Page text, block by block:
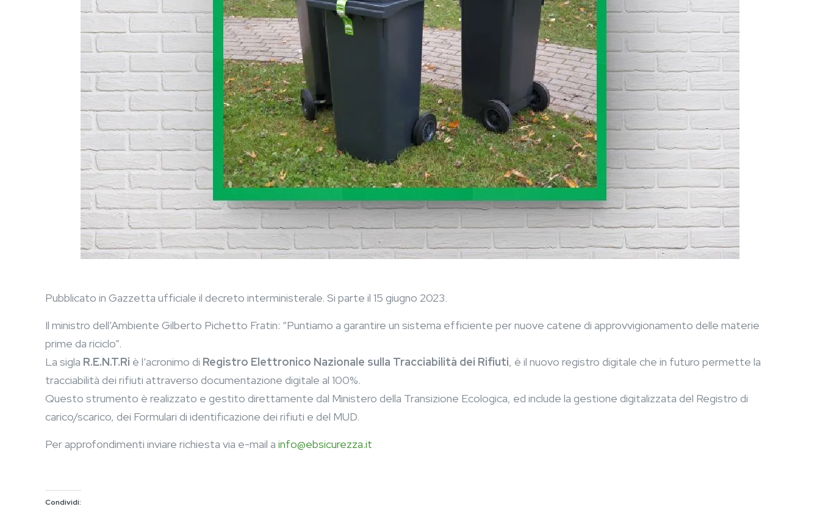
Pubblicato in Gazzetta ufficiale il decreto interministerale. Si parte il 15 giugno 2023.
Il ministro dell’Ambiente Gilberto Pichetto Fratin: “Puntiamo a garantire un sistema efficiente per nuove catene di approvvigionamento delle materie
prime da riciclo”.
La sigla R.E.N.T.Ri è l’acronimo di Registro Elettronico Nazionale sulla Tracciabilità dei Rifiuti, è il nuovo registro digitale che in futuro permette la
tracciabilità dei rifiuti attraverso documentazione digitale al 100%.
Questo strumento è realizzato e gestito direttamente dal Ministero della Transizione Ecologica, ed include la gestione digitalizzata del Registro di
carico/scarico, dei Formulari di identificazione dei rifiuti e del MUD.
Per approfondimenti inviare richiesta via e-mail ainfo@ebsicurezza.it
Condividi: